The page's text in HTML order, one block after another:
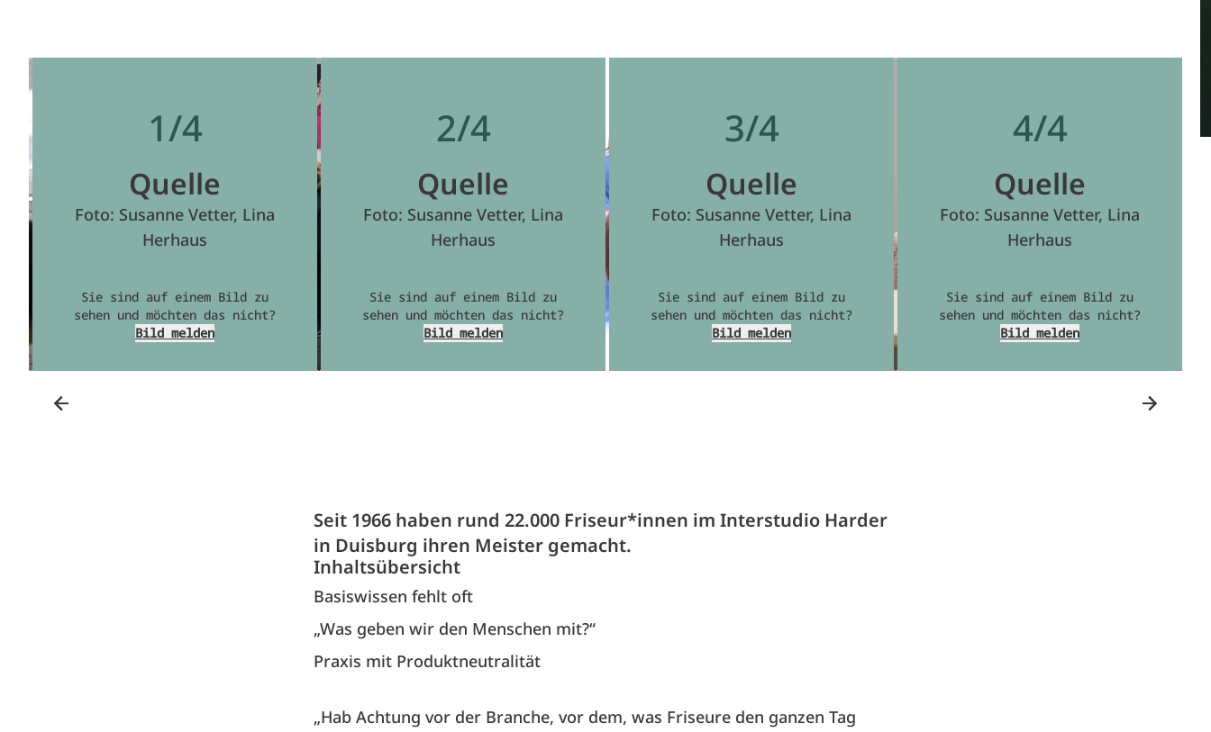
1/4
Quelle
Foto: Susanne Vetter, Lina
Herhaus
Sie sind auf einem Bild zu
sehen und möchten das nicht?
Bild melden
2/4
Quelle
Foto: Susanne Vetter, Lina
Herhaus
Sie sind auf einem Bild zu
sehen und möchten das nicht?
Bild melden
3/4
Quelle
Foto: Susanne Vetter, Lina
Herhaus
Sie sind auf einem Bild zu
sehen und möchten das nicht?
Bild melden
4/4
Quelle
Foto: Susanne Vetter, Lina
Herhaus
Sie sind auf einem Bild zu
sehen und möchten das nicht?
Bild melden
Seit 1966 haben rund 22.000 Friseur*innen im Interstudio Harder
in Duisburg ihren Meister gemacht.
Inhaltsübersicht
Basiswissen fehlt oft
„Was geben wir den Menschen mit?“
Praxis mit Produktneutralität
„Hab Achtung vor der Branche, vor dem, was Friseure den ganzen Tag